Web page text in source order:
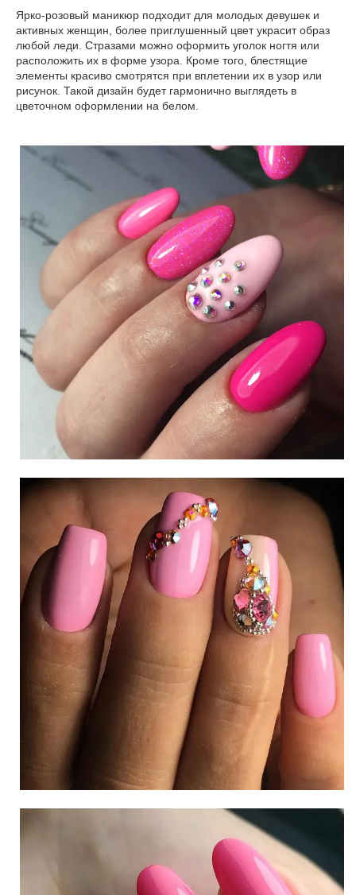
Ярко-розовый маникюр подходит для молодых девушек и
активных женщин, более приглушенный цвет украсит образ
любой леди. Стразами можно оформить уголок ногтя или
расположить их в форме узора. Кроме того, блестящие
элементы красиво смотрятся при вплетении их в узор или
рисунок. Такой дизайн будет гармонично выглядеть в
цветочном оформлении на белом.